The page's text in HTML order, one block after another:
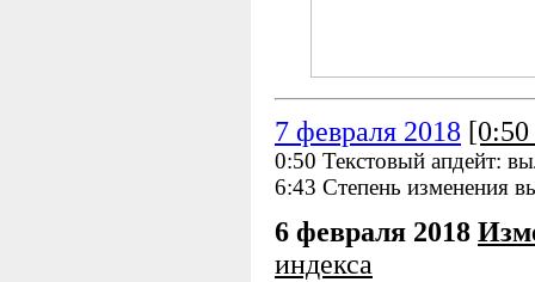
7 февраля 2018
0:50 Текстовый апдейт:
6:43 Степень изменения
6 февраля 2018
индекса